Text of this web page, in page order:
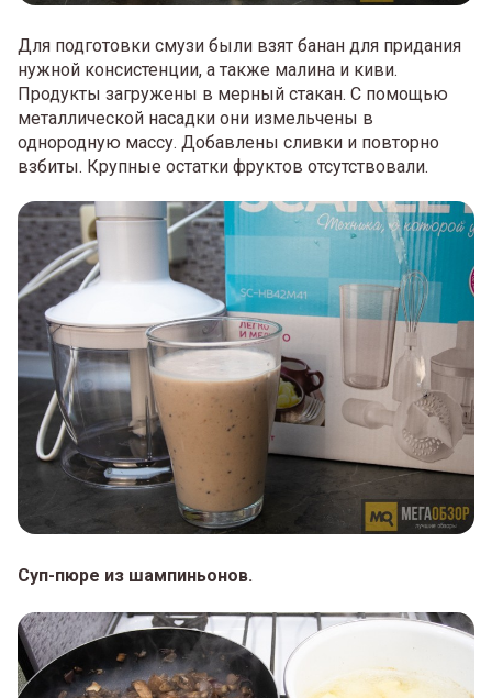
Для подготовки смузи были взят банан для придания
нужной консистенции, а также малина и киви.
Продукты загружены в мерный стакан. С помощью
металлической насадки они измельчены в
однородную массу. Добавлены сливки и повторно
взбиты. Крупные остатки фруктов отсутствовали.
Суп-пюре из шампиньонов.